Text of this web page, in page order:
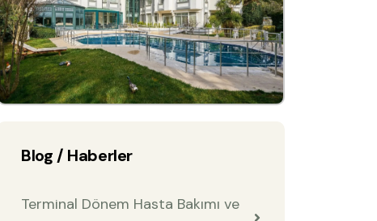
Blog / Haberler
Terminal Dönem Hasta Bakımı ve